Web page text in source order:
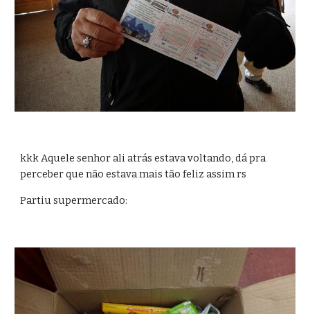
kkk Aquele senhor ali atrás estava voltando, dá pra
perceber que não estava mais tão feliz assim rs
Partiu supermercado: